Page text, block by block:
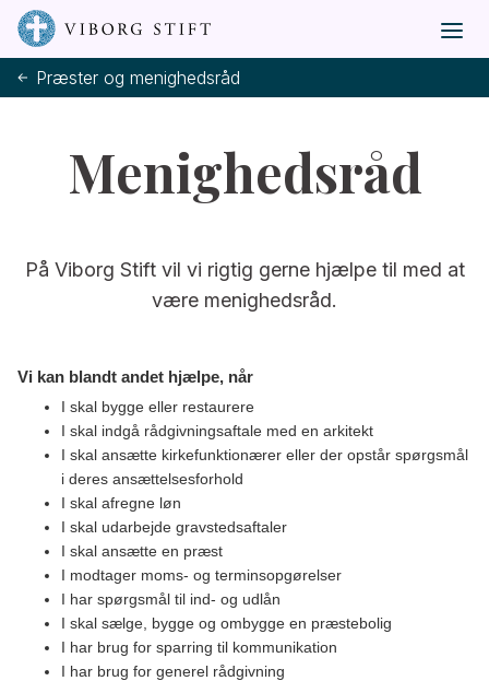
Præster og menighedsråd
Menighedsråd
På Viborg Stift vil vi rigtig gerne hjælpe til med at
være menighedsråd.
Vi kan blandt andet hjælpe, når
I skal bygge eller restaurere
I skal indgå rådgivningsaftale med en arkitekt
I skal ansætte kirkefunktionærer eller der opstår spørgsmål
i deres ansættelsesforhold
I skal afregne løn
I skal udarbejde gravstedsaftaler
I skal ansætte en præst
I modtager moms- og terminsopgørelser
I har spørgsmål til ind- og udlån
I skal sælge, bygge og ombygge en præstebolig
I har brug for sparring til kommunikation
I har brug for generel rådgivning